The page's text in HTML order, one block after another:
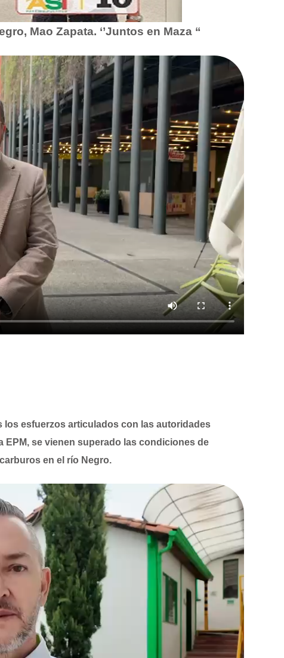
Mao Zapata. ‘’Juntos en Maza “
los esfuerzos articulados con las autoridades
EPM, se vienen superado las condiciones de
en el río Negro.